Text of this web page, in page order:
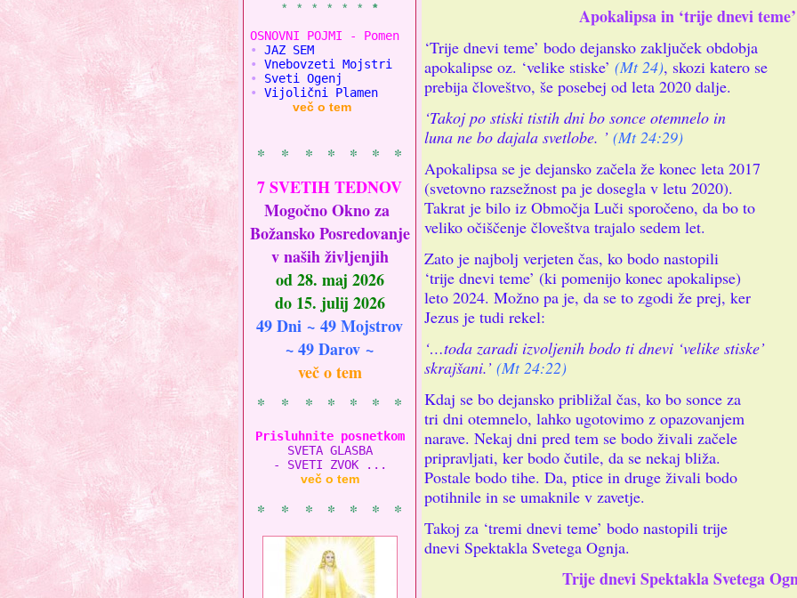
* * * * * *
*
OSNOVNI POJMI - Pomen
•
•
•
•
Vijolični Plamen
več o tem
* * * * * * *
7 SVETIH TEDNOV
Mogočno Okno za
Božansko Posredovanje
v naših življenjih
od 28. maj 2026
do 15. julij 2026
49 Dni ~ 49 Mojstrov
~ 49 Darov ~
več o tem
* * * * * * *
Prisluhnite posnetkom
SVETA GLASBA
- SVETI ZVOK ...
več o tem
* * * * * * *
Apokalipsa in ‘trije dnevi teme’
‘Trije dnevi teme’ bodo dejansko zaključek obdobja
apokalipse oz. ‘velike stiske’ (Mt 24), skozi katero se
prebija človeštvo, še posebej od leta 2020 dalje.
‘Takoj po stiski tistih dni bo sonce otemnelo in
luna ne bo dajala svetlobe. ’ (Mt 24:29)
Apokalipsa se je dejansko začela že konec leta 2017
(svetovno razsežnost pa je dosegla v letu 2020).
Takrat je bilo iz Območja Luči sporočeno, da bo to
veliko očiščenje človeštva trajalo sedem let.
Zato je najbolj verjeten čas, ko bodo nastopili
‘trije dnevi teme’ (ki pomenijo konec apokalipse)
leto 2024. Možno pa je, da se to zgodi že prej, ker
Jezus je tudi rekel:
‘…toda zaradi izvoljenih bodo ti dnevi ‘velike stiske’
skrajšani.’ (Mt 24:22)
Kdaj se bo dejansko približal čas, ko bo sonce za
tri dni otemnelo, lahko ugotovimo z opazovanjem
narave. Nekaj dni pred tem se bodo živali začele
pripravljati, ker bodo čutile, da se nekaj bliža.
Postale bodo tihe. Da, ptice in druge živali bodo
potihnile in se umaknile v zavetje.
Takoj za ‘tremi dnevi teme’ bodo nastopili trije
dnevi Spektakla Svetega Ognja.
Trije dnevi Spektakla Svetega